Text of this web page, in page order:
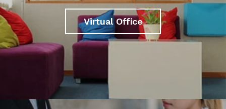
Virtual Office